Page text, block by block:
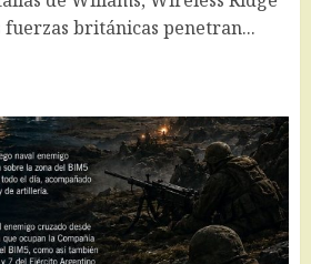
británicas penetran...